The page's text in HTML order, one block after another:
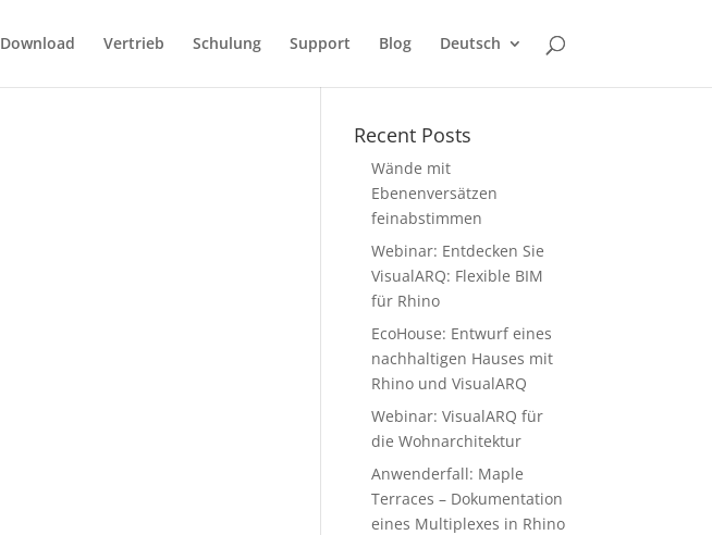
Download Vertrieb Schulung Support Blog Deutsch
Recent Posts
Wände mit
Ebenenversätzen
feinabstimmen
Webinar: Entdecken Sie
VisualARQ: Flexible BIM
für Rhino
EcoHouse: Entwurf eines
nachhaltigen Hauses mit
Rhino und VisualARQ
Webinar: VisualARQ für
die Wohnarchitektur
Anwenderfall: Maple
Terraces – Dokumentation
eines Multiplexes in Rhino